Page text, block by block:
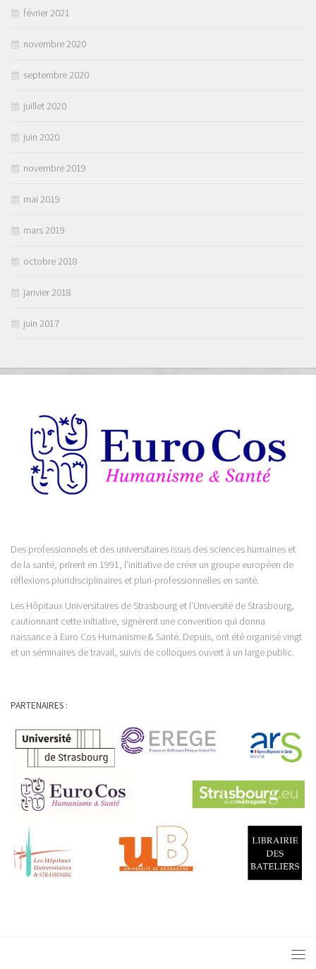
février 2021
novembre 2020
septembre 2020
juillet 2020
juin 2020
novembre 2019
mai 2019
mars 2019
octobre 2018
janvier 2018
juin 2017
Des professionnels et des universitaires issus des sciences humaines et
de la santé, prirent en 1991, l’initiative de créer un groupe européen de
réflexions pluridisciplinaires et pluri-professionnelles en santé.
Les Hôpitaux Universitaires de Strasbourg et l’Université de Strasbourg,
cautionnant cette initiative, signèrent une convention qui donna
naissance à Euro Cos Humanisme & Santé. Depuis, ont été organisé vingt
et un séminaires de travail, suivis de colloques ouvert à un large public.
PARTENAIRES :